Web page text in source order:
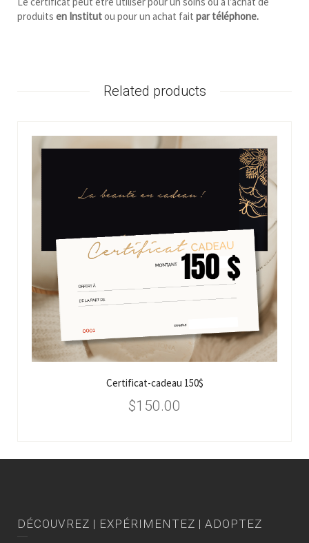
produits en Institutou pour un achat fait par téléphone.
Related products
Certificat-cadeau 150$
$150.00
DÉCOUVREZ | EXPÉRIMENTEZ | ADOPTEZ